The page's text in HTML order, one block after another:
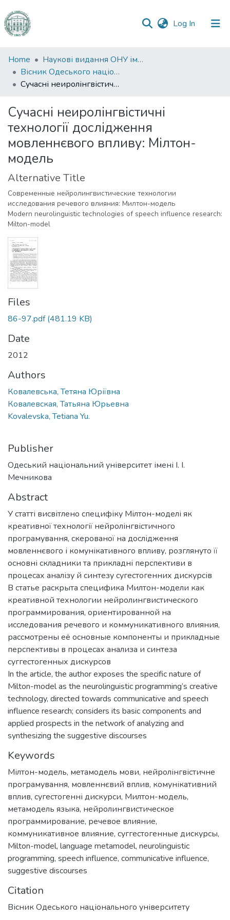
Log In (current)
Communities
&
Collections
Statistics
Home
Наукові видання ОНУ імені І. І. Мечникова
Вісник Одеського національного університету. Філологія
Сучасні неиролінгвістичні технології дослідження мовленнєвого впливу: Мілтон-модель
Сучасні неиролінгвістичні
технології дослідження
мовленнєвого впливу: Мілтон-
модель
Alternative Title
Современные нейролингвистические технологии
исследования речевого влияния: Милтон-модель
Modern neurolinguistic technologies of speech influence research:
Milton-model
Files
86-97.pdf(481.19 KB)
Date
2012
Authors
Ковалевська, Тетяна Юріївна
Ковалевская, Татьяна Юрьевна
Kovalevska, Tetiana Yu.
Publisher
Одеський національний університет імені І. І.
Мечникова
Abstract
У статті висвітлено специфіку Мілтон-моделі як
креативної технології нейролінгвістичного
програмування, скерованої на дослідження
мовленнєвого і комунікативного впливу, розглянуто її
основні складники та прикладні перспективи в
процесах аналізу й синтезу сугестогенних дискурсів
В статье раскрыта специфика Милтон-модели как
креативной технологии нейролингвистического
программирования, ориентированной на
исследования речевого и коммуникативного влияния,
рассмотрены её основные компоненты и прикладные
перспективы в процесах анализа и синтеза
суггестогенных дискурсов
In the article, the author exposes the specific nature of
Milton-model as the neurolinguistic programming’s creative
technology, directed towards communicative and speech
influence research; considers its basic components and
applied prospects in the network of analyzing and
synthesizing the suggestive discourses
Keywords
Мілтон-модель, метамодель мови, нейролінгвістичне
програмування, мовленнєвий вплив, комунікативний
вплив, сугестогенні дискурси, Милтон-модель,
метамодель языка, нейролингвистическое
программирование, речевое влияние,
коммуникативное влияние, суггестогенные дискурсы,
Milton-model, language metamodel, neurolinguistic
programming, speech influence, communicative influence,
suggestive discourses
Citation
Вісник Одеського національного університету